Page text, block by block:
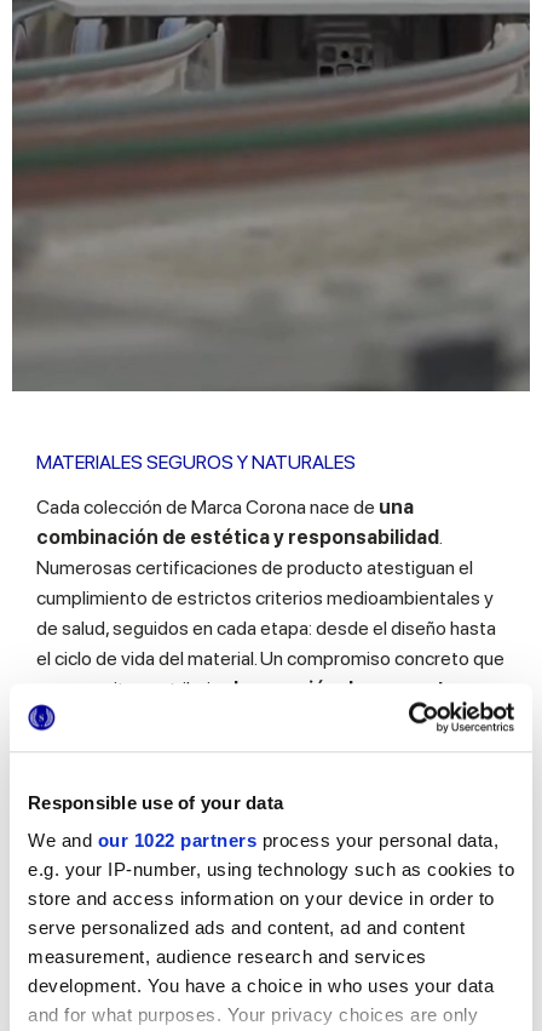
Responsible use of your data
We and our 1022 partners process your personal data,
e.g. your IP-number, using technology such as cookies to
store and access information on your device in order to
serve personalized ads and content, ad and content
measurement, audience research and services
development. You have a choice in who uses your data
and for what purposes. Your privacy choices are only
MATERIALES SEGUROS Y NATURALES
Cada colección de Marca Corona nace de una
combinación de estética y responsabilidad
Numerosas certificaciones de producto atestiguan el
cumplimiento de estrictos criterios medioambientales y
de salud, seguidos en cada etapa: desde el diseño hasta
el ciclo de vida del material. Un compromiso concreto que
nos permite contribuir a la creación de proyectos
arquitectónicos sostenibles
en todo el mundo.
Los productos Marca Corona están diseñados para
garantizar el máximo confort en cualquier espacio y el
bienestar de quienes los habitan. Fabricadas
exclusivamente con materias primas de origen natural,
nuestras cerámicas no contienen plásticos ni sustancias
sintéticas nocivas y no requieren ningún tratamiento